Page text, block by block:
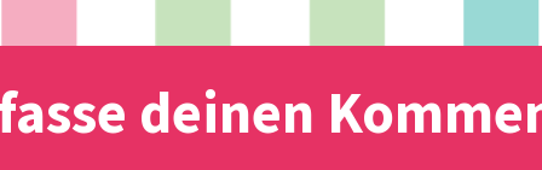
deinen